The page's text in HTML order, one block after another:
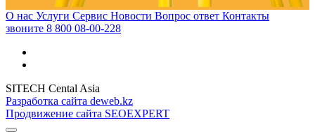
О нас Услуги Сервис Новости Вопрос ответ Контакты
звоните 8 800 08-00-228
SITECH Cental Asia
Разработка сайта deweb.kz
Продвижение сайта SEOEXPERT